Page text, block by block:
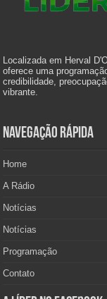
Localizada em Herval
oferece uma
credibilidade,
vibrante.
Navegação Rápida
Home
A Rádio
Notícias
Notícias
Programação
Contato